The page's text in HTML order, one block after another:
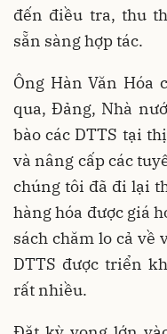
đến điều tra, thu
sẵn sàng hợp tác.
Ông Hàn Văn Hóa
qua, Đảng, Nhà
bào các DTTS tại
và nâng cấp các
chúng tôi đã đi lại
hàng hóa được giá
sách chăm lo cả về
DTTS được triển
rất nhiều.